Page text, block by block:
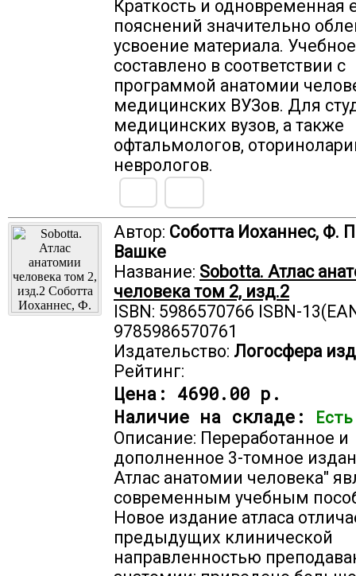
Краткость и одновременная
пояснений значительно
усвоение материала.
составлено в соответствии с
программой анатомии
медицинских BУЗов. Для
медицинских вузов, а также
офтальмологов,
неврологов.
Автор: Соботта Иоханнес, Ф.
Вашке
Название: Sobotta. Атлас
человека том 2, изд.2
ISBN: 5986570766 ISBN-
9785986570761
Издательство: Логосфера
Рейтинг:
Цена: 4690.00 р.
Наличие на складе:
Описание: Переработанное и
дополненное 3-томное
Атлас анатомии человека"
современным учебным
Новое издание атласа
предыдущих клинической
направленностью